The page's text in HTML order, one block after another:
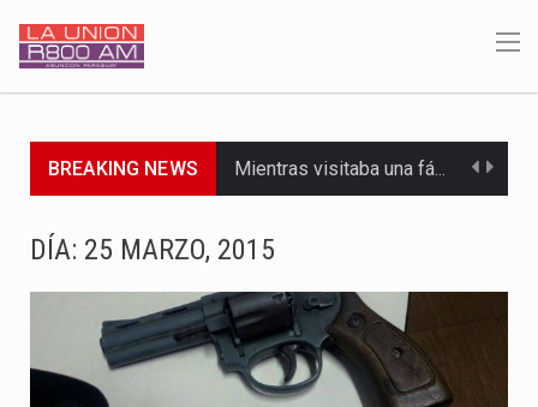
BREAKING NEWS Mientras visitaba una fábrica de armamentos en San Paulo, el…
El presidente de la República se encontraba en el aeropuerto…
DÍA: 25 MARZO, 2015